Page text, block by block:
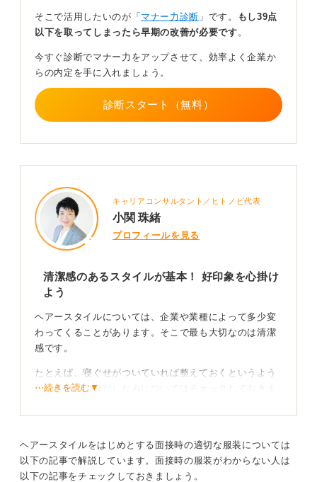
そこで活用したいのが「 マナー力診断 」です。
もし39点
以下を取ってしまったら早期の改善が必要です 。
今すぐ診断でマナー力をアップさせて、効率よく企業か
らの内定を手に入れましょう。
診断スタート（無料）
キャリアコンサルタント／ヒトノビ代表
小関 珠緒
プロフィールを見る
清潔感のあるスタイルが基本！ 好印象を心掛け
よう
ヘアースタイルについては、企業や業種によって多少変
わってくることがあります。そこで最も大切なのは清潔
感です。
たとえば、寝ぐせがついていれば整えておくというよう
な、基本的な身だしなみについてはチェックしておきま
そのうえで、顔周りをすっきりと見せることをおすすめ
⋯続きを読む▼
ヘアースタイルをはじめとする面接時の適切な服装については
以下の記事で解説しています。面接時の服装がわからない人は
以下の記事をチェックしておきましょう。